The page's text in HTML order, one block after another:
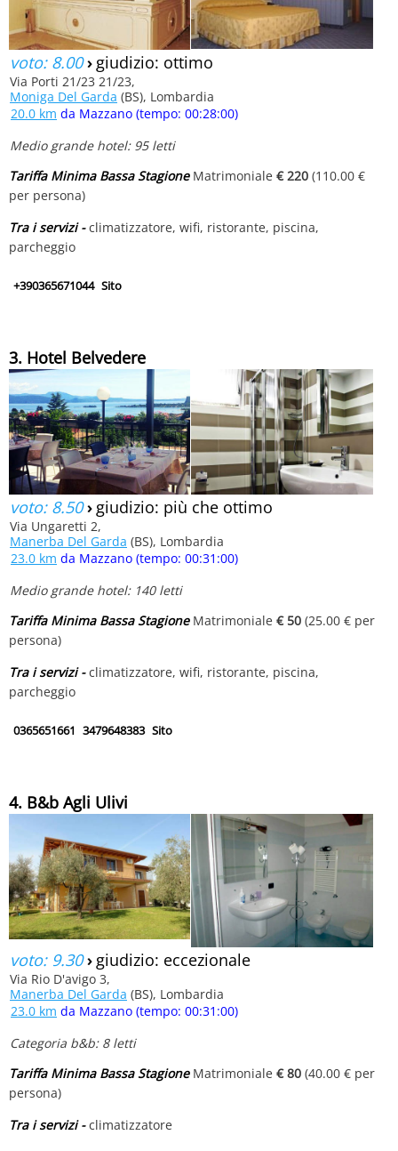
voto: 8.00› giudizio: ottimo
Via Porti 21/23 21/23,
Moniga Del Garda (BS), Lombardia
20.0 km da Mazzano (tempo: 00:28:00)
Medio grande hotel: 95 letti
Tariffa Minima Bassa StagioneMatrimoniale € 220 (110.00 €
per persona)
Tra i servizi -climatizzatore, wifi, ristorante, piscina,
parcheggio
+390365671044 Sito
3. Hotel Belvedere
voto: 8.50› giudizio: più che ottimo
Via Ungaretti 2,
Manerba Del Garda (BS), Lombardia
23.0 km da Mazzano (tempo: 00:31:00)
Medio grande hotel: 140 letti
Tariffa Minima Bassa StagioneMatrimoniale € 50 (25.00 € per
persona)
Tra i servizi -climatizzatore, wifi, ristorante, piscina,
parcheggio
0365651661 3479648383 Sito
4. B&b Agli Ulivi
voto: 9.30› giudizio: eccezionale
Via Rio D'avigo 3,
Manerba Del Garda (BS), Lombardia
23.0 km da Mazzano (tempo: 00:31:00)
Categoria b&b: 8 letti
Tariffa Minima Bassa StagioneMatrimoniale € 80 (40.00 € per
persona)
Tra i servizi -climatizzatore